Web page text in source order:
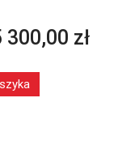
300,00 zł